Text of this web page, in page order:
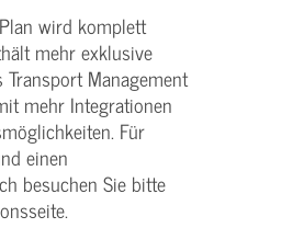
wird komplett
mehr exklusive
Management
mehr Integrationen
Für
einen
besuchen Sie bitte